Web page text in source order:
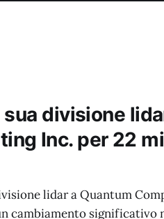
divisione
Inc. per 22
lidar a Quantum
cambiamento significativo